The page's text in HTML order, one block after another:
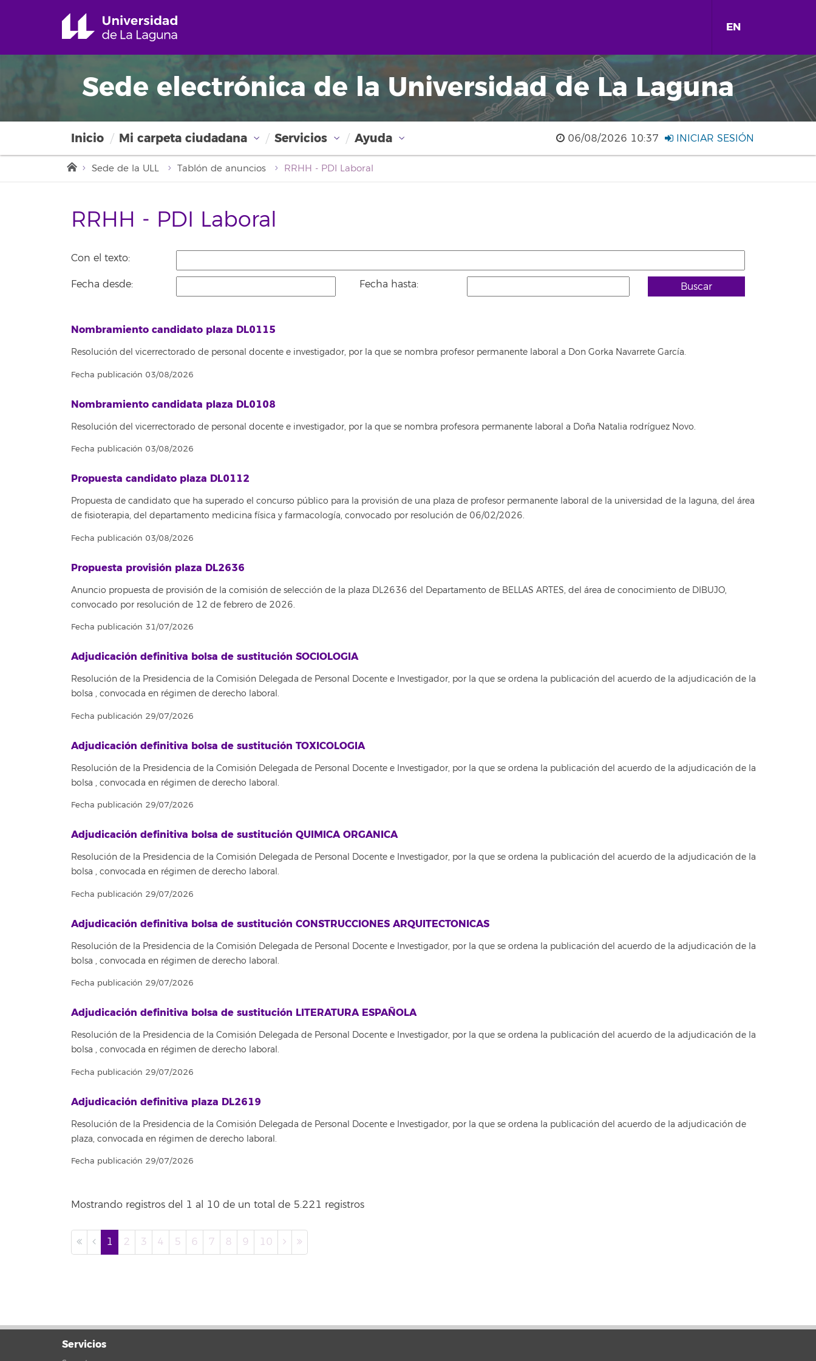
EN
Sede electrónica de la Universidad de La Laguna
Inicio Mi carpeta ciudadana Servicios Ayuda 06/08/2026 10:37 INICIAR SESIÓN
Sede de la ULL Tablón de anuncios RRHH - PDI Laboral
RRHH - PDI Laboral
Con el texto:
Fecha desde: Fecha hasta: Buscar
Nombramiento candidato plaza DL0115
Resolución del vicerrectorado de personal docente e investigador, por la que se nombra profesor permanente laboral a Don Gorka Navarrete García.
Fecha publicación 03/08/2026
Nombramiento candidata plaza DL0108
Resolución del vicerrectorado de personal docente e investigador, por la que se nombra profesora permanente laboral a Doña Natalia rodríguez Novo.
Fecha publicación 03/08/2026
Propuesta candidato plaza DL0112
Propuesta de candidato que ha superado el concurso público para la provisión de una plaza de profesor permanente laboral de la universidad de la laguna, del área
de fisioterapia, del departamento medicina física y farmacología, convocado por resolución de 06/02/2026.
Fecha publicación 03/08/2026
Propuesta provisión plaza DL2636
Anuncio propuesta de provisión de la comisión de selección de la plaza DL2636 del Departamento de BELLAS ARTES, del área de conocimiento de DIBUJO,
convocado por resolución de 12 de febrero de 2026.
Fecha publicación 31/07/2026
Adjudicación definitiva bolsa de sustitución SOCIOLOGIA
Resolución de la Presidencia de la Comisión Delegada de Personal Docente e Investigador, por la que se ordena la publicación del acuerdo de la adjudicación de la
bolsa , convocada en régimen de derecho laboral.
Fecha publicación 29/07/2026
Adjudicación definitiva bolsa de sustitución TOXICOLOGIA
Resolución de la Presidencia de la Comisión Delegada de Personal Docente e Investigador, por la que se ordena la publicación del acuerdo de la adjudicación de la
bolsa , convocada en régimen de derecho laboral.
Fecha publicación 29/07/2026
Adjudicación definitiva bolsa de sustitución QUIMICA ORGANICA
Resolución de la Presidencia de la Comisión Delegada de Personal Docente e Investigador, por la que se ordena la publicación del acuerdo de la adjudicación de la
bolsa , convocada en régimen de derecho laboral.
Fecha publicación 29/07/2026
Adjudicación definitiva bolsa de sustitución CONSTRUCCIONES ARQUITECTONICAS
Resolución de la Presidencia de la Comisión Delegada de Personal Docente e Investigador, por la que se ordena la publicación del acuerdo de la adjudicación de la
bolsa , convocada en régimen de derecho laboral.
Fecha publicación 29/07/2026
Adjudicación definitiva bolsa de sustitución LITERATURA ESPAÑOLA
Resolución de la Presidencia de la Comisión Delegada de Personal Docente e Investigador, por la que se ordena la publicación del acuerdo de la adjudicación de la
bolsa , convocada en régimen de derecho laboral.
Fecha publicación 29/07/2026
Adjudicación definitiva plaza DL2619
Resolución de la Presidencia de la Comisión Delegada de Personal Docente e Investigador, por la que se ordena la publicación del acuerdo de la adjudicación de
plaza, convocada en régimen de derecho laboral.
Fecha publicación 29/07/2026
Mostrando registros del 1 al 10 de un total de 5.221 registros
1 2 3 4 5 6 7 8 9 10
Servicios